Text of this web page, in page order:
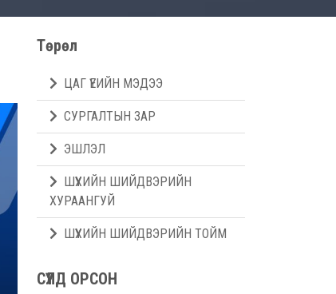
Төрөл
ЦАГ ҮЕИЙН МЭДЭЭ
СУРГАЛТЫН ЗАР
ЭШЛЭЛ
ШҮҮХИЙН ШИЙДВЭРИЙН
ХУРААНГУЙ
ШҮҮХИЙН ШИЙДВЭРИЙН ТОЙМ
СҮҮЛД ОРСОН